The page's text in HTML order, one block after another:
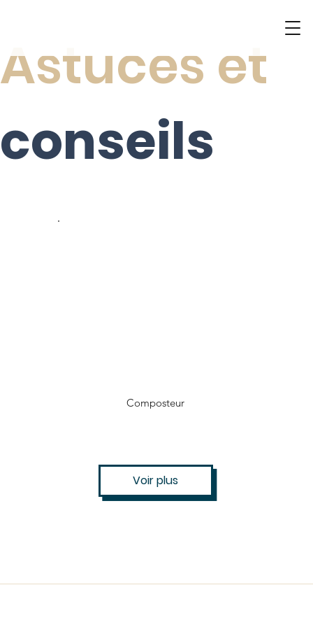
Astuces et
conseils
Composteur
Voir plus